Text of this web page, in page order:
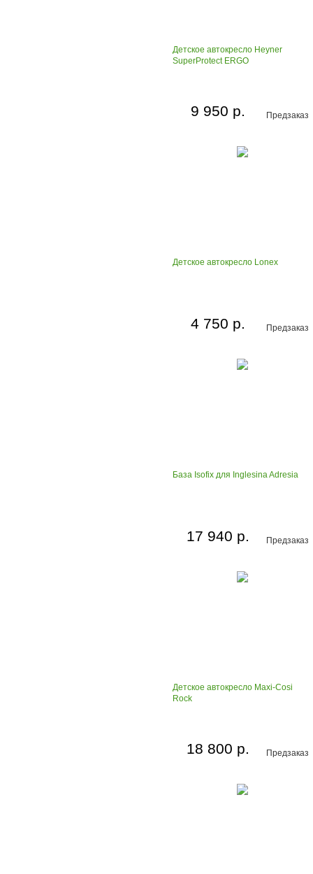
Детское автокресло Heyner
SuperProtect ERGO
Предзаказ
9 950 р.
Детское автокресло Lonex
Предзаказ
4 750 р.
База Isofix для Inglesina Adresia
Предзаказ
17 940 р.
Детское автокресло Maxi-Cosi
Rock
Предзаказ
18 800 р.